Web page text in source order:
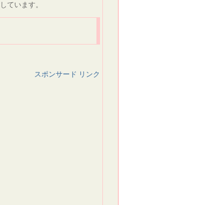
ています。
スポンサード リンク